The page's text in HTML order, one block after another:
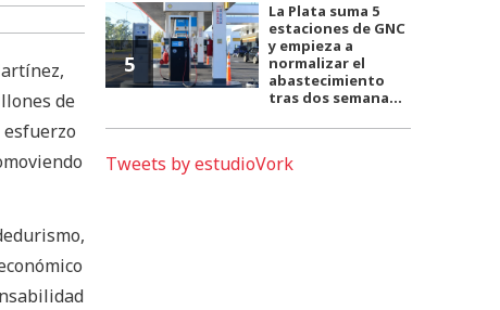
de
esfuerzo
5
La Plata suma 5
estaciones de GNC
y empieza a
normalizar el
abastecimiento
tras dos semana...
Tweets by estudioVork